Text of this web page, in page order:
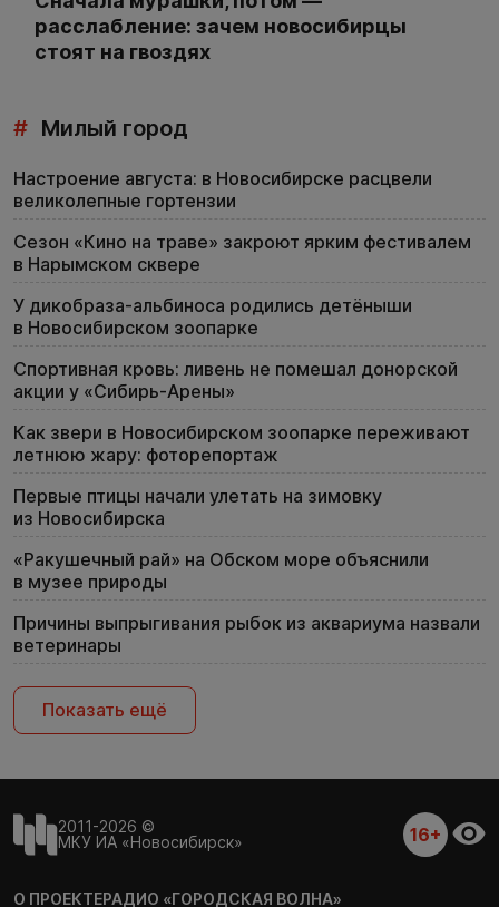
расслабление: зачем новосибирцы
стоят на гвоздях
# Милый город
Настроение августа: в Новосибирске расцвели
великолепные гортензии
Сезон «Кино на траве» закроют ярким фестивалем
в Нарымском сквере
У дикобраза-альбиноса родились детёныши
в Новосибирском зоопарке
Спортивная кровь: ливень не помешал донорской
акции у «Сибирь-Арены»
Как звери в Новосибирском зоопарке переживают
летнюю жару: фоторепортаж
Первые птицы начали улетать на зимовку
из Новосибирска
«Ракушечный рай» на Обском море объяснили
в музее природы
Причины выпрыгивания рыбок из аквариума назвали
ветеринары
Показать ещё
2011-2026 ©
МКУ ИА «Новосибирск»
16+
О ПРОЕКТЕРАДИО «ГОРОДСКАЯ ВОЛНА»